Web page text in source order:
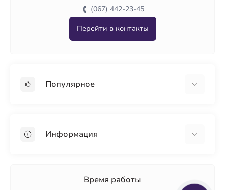
(067) 442-23-45
Перейти в контакты
Популярное
ПенопластИнформация
Время работы